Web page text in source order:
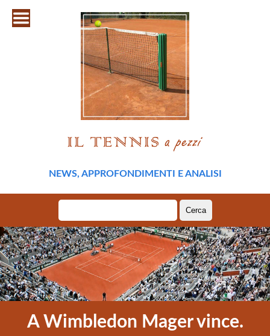
NEWS, APPROFONDIMENTI E ANALISI
per:
A Wimbledon Mager vince.